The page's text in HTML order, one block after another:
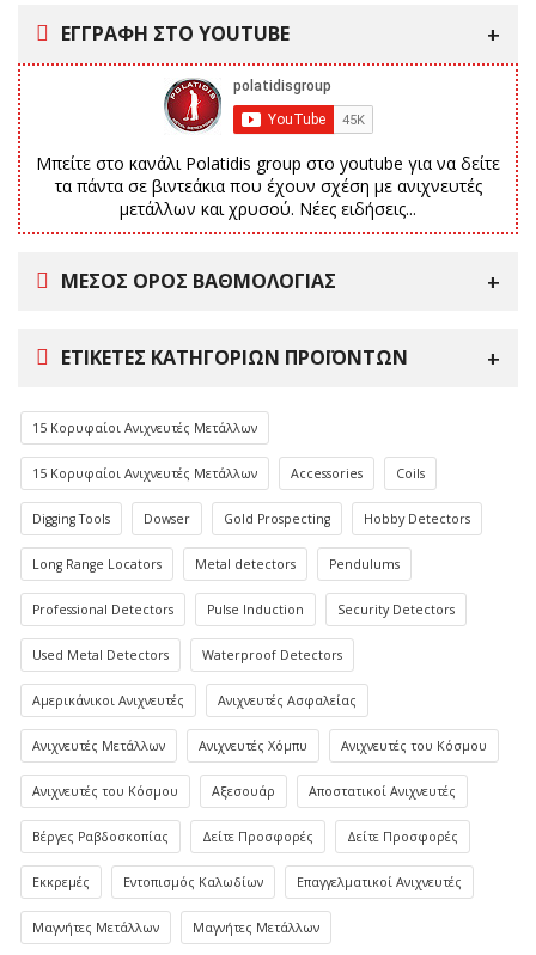
ΕΓΓΡΑΦΗ ΣΤΟ YOUTUBE
Μπείτε στο κανάλι Polatidis group στο youtube για να δείτε
τα πάντα σε βιντεάκια που έχουν σχέση με ανιχνευτές
μετάλλων και χρυσού. Νέες ειδήσεις...
ΜΕΣΟΣ ΟΡΟΣ ΒΑΘΜΟΛΟΓΙΑΣ
ΕΤΙΚΈΤΕΣ ΚΑΤΗΓΟΡΙΏΝ ΠΡΟΪΌΝΤΩΝ
15 Κορυφαίοι Ανιχνευτές Μετάλλων
15 Κορυφαίοι Ανιχνευτές Μετάλλων Accessories Coils
Digging Tools Dowser Gold Prospecting Hobby Detectors
Long Range Locators Metal detectors Pendulums
Professional Detectors Pulse Induction Security Detectors
Used Metal Detectors Waterproof Detectors
Αμερικάνικοι Ανιχνευτές Ανιχνευτές Ασφαλείας
Ανιχνευτές Μετάλλων Ανιχνευτές Χόμπυ Ανιχνευτές του Κόσμου
Ανιχνευτές του Κόσμου Αξεσουάρ Αποστατικοί Ανιχνευτές
Βέργες Ραβδοσκοπίας Δείτε Προσφορές Δείτε Προσφορές
Εκκρεμές Εντοπισμός Καλωδίων Επαγγελματικοί Ανιχνευτές
Μαγνήτες Μετάλλων Μαγνήτες Μετάλλων